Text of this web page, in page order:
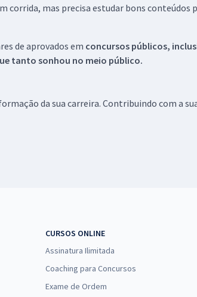
mas precisa estudar bons conteúdos
de aprovados em concursos públicos,
tanto sonhou no meio público.
da sua carreira. Contribuindo com a
CURSOS ONLINE
Assinatura Ilimitada
Coaching para Concursos
Exame de Ordem